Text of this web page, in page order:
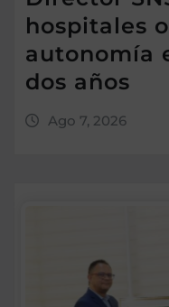
hospitales
autonomía
dos años
Ago 7, 2026